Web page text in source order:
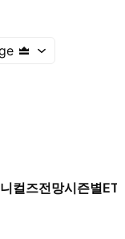
컬즈전망시즌별